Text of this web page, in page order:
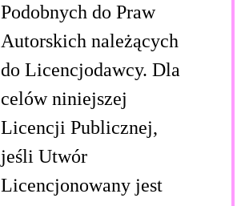
Podobnych do Praw
Autorskich należących
do Licencjodawcy. Dla
celów niniejszej
Licencji Publicznej,
jeśli Utwór
Licencjonowany jest